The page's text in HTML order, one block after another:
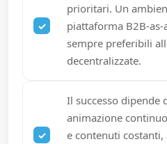
prioritari. Un
piattaforma B2B-as-
sempre preferibili
decentralizzate.
Il successo dipende
animazione
e contenuti